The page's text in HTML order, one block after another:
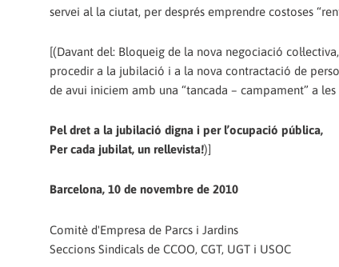
servei al la ciutat, per després emprendre costoses
[(Davant del: Bloqueig de la nova negociació
procedir a la jubilació i a la nova contractació de
de avui iniciem amb una “tancada – campament” a les
Pel dret a la jubilació digna i per l’ocupació pública,
Per cada jubilat, un rellevista!)]
Barcelona, 10 de novembre de 2010
Comitè d'Empresa de Parcs i Jardins
Seccions Sindicals de CCOO, CGT, UGT i USOC